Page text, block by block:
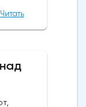
Банк
что на
Читать